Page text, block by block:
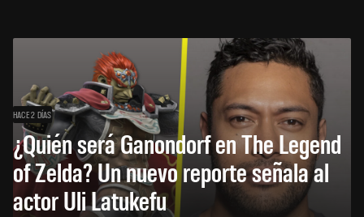
HACE 2 DÍAS
¿Quién será Ganondorf en The Legend
of Zelda? Un nuevo reporte señala al
actor Uli Latukefu